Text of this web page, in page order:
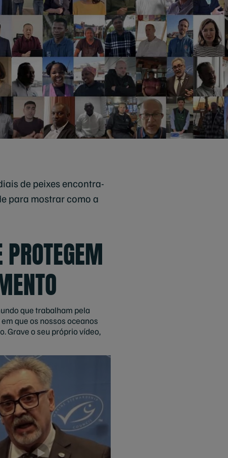
de peixes encontra-
para mostrar como a
que trabalham pela
que os nossos oceanos
Grave o seu próprio vídeo,